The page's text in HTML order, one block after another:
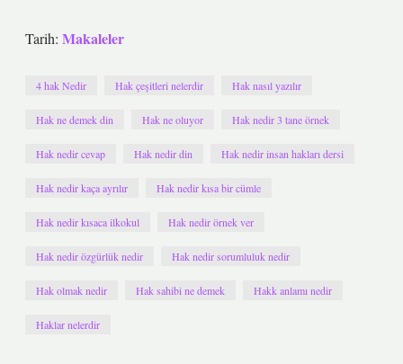
Tarih: Makaleler
4 hak Nedir Hak çeşitleri nelerdir Hak nasıl yazılır
Hak ne demek din Hak ne oluyor Hak nedir 3 tane örnek
Hak nedir cevap Hak nedir din Hak nedir insan hakları dersi
Hak nedir kaça ayrılır Hak nedir kısa bir cümle
Hak nedir kısaca ilkokul Hak nedir örnek ver
Hak nedir özgürlük nedir Hak nedir sorumluluk nedir
Hak olmak nedir Hak sahibi ne demek Hakk anlamı nedir
Haklar nelerdir